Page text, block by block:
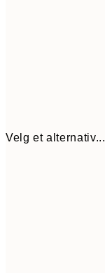
Velg et alternativ...